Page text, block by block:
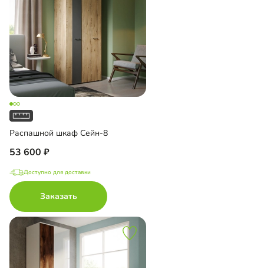
Распашной шкаф Сейн-8
53 600
Доступно для доставки
Заказать